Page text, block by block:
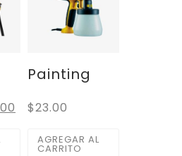
Painting
$23.00
AGREGAR AL
CARRITO